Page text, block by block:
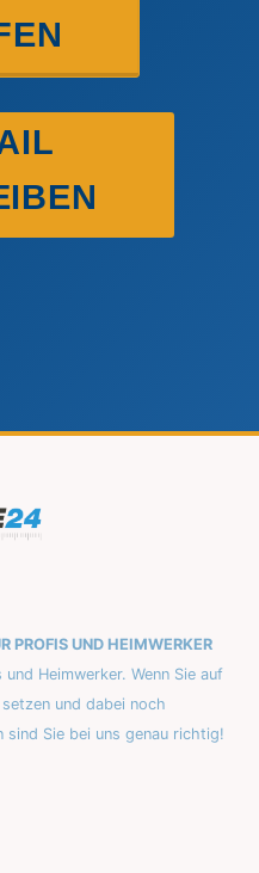
PROFIS UND HEIMWERKER
Heimwerker. Wenn Sie auf
und dabei noch
sind Sie bei uns genau richtig!